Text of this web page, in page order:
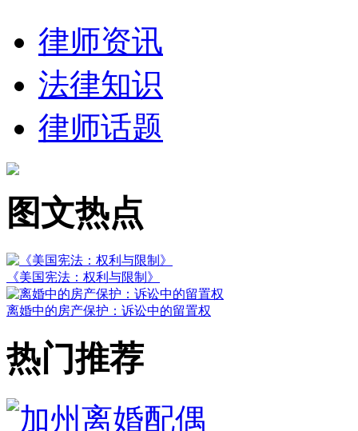
律师资讯
法律知识
律师话题
图文热点
《美国宪法：权利与限制》
离婚中的房产保护：诉讼中的留置权
热门推荐